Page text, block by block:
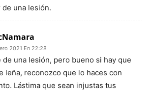
de una lesión.
2021 En 22:28
de una lesión, pero bueno si hay que
leña, reconozco que lo haces con
Lástima que sean injustas tus